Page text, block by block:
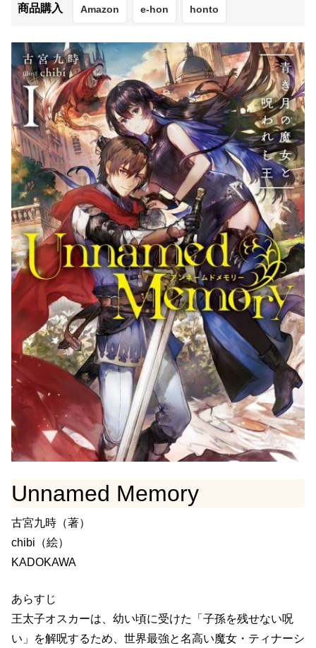
商品購入 Amazon e-hon honto
Unnamed Memory
古宮九時（著）
chibi（絵）
KADOKAWA
あらすじ
王太子オスカーは、幼い頃に受けた「子孫を残せない呪
い」を解呪するため、世界最強と名高い魔女・ティナーシ